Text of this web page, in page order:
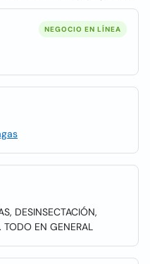
NEGOCIO EN LÍNEA
DESINSECTACIÓN,
TODO EN GENERAL